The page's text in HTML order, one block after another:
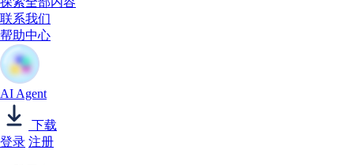
联系我们
帮助中心
AI Agent
下载
登录 注册